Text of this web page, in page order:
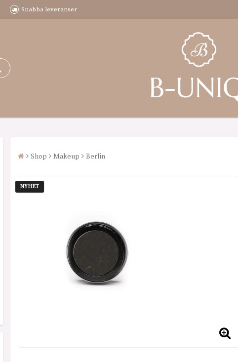
Snabba leveranser
Shop Makeup Berlin
NYHET